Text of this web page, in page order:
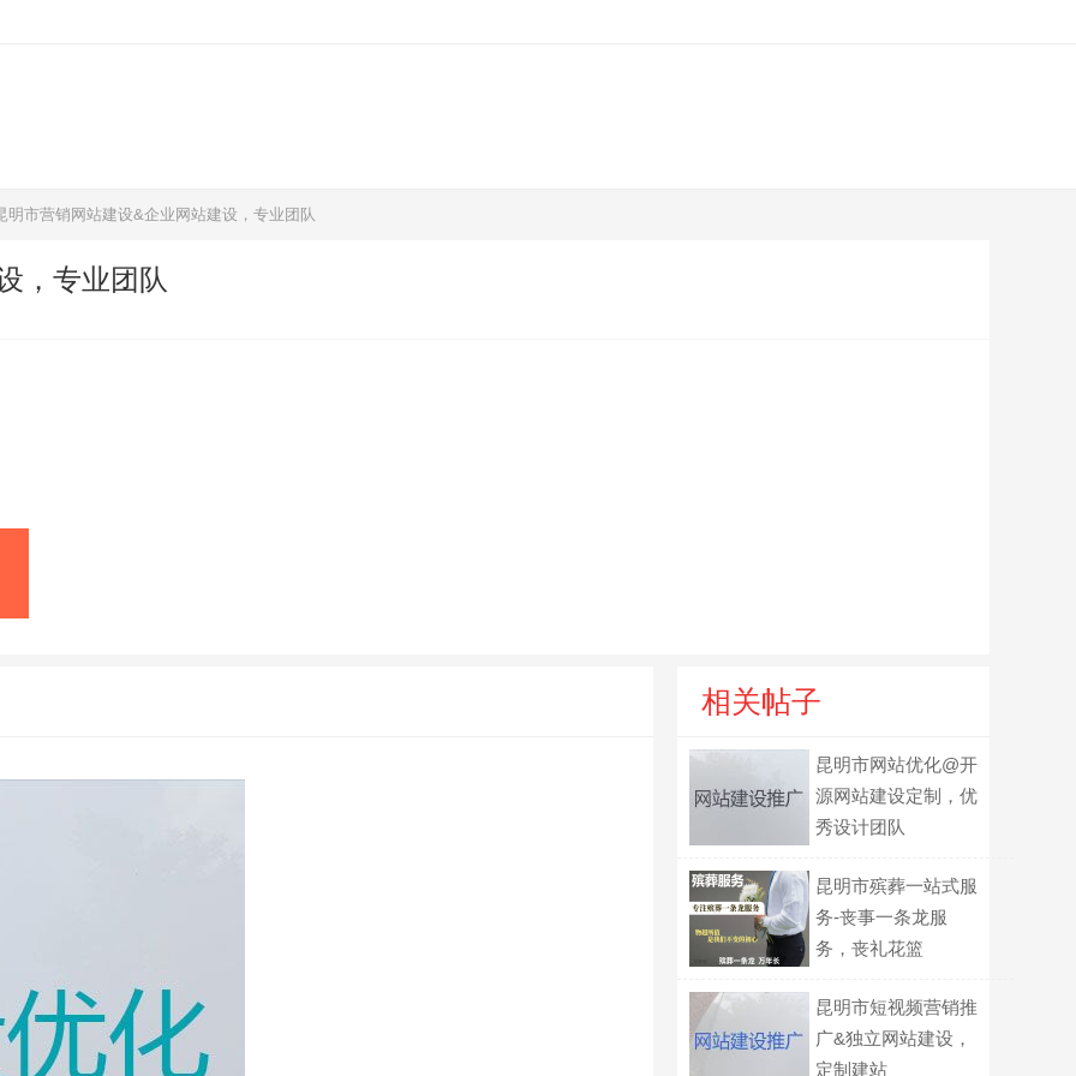
明市营销网站建设&企业网站建设，专业团队
，专业团队
相关帖子
昆明市网站优化@开
源网站建设定制，优
秀设计团队
昆明市殡葬一站式服
务-丧事一条龙服
务，丧礼花篮
昆明市短视频营销推
广&独立网站建设，
定制建站